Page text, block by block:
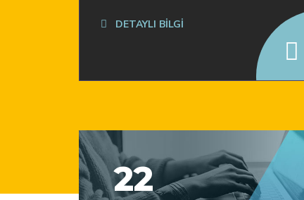
DETAYLI BİLGİ
22